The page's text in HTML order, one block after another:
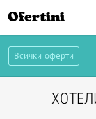
Ofertini
Всички оферти